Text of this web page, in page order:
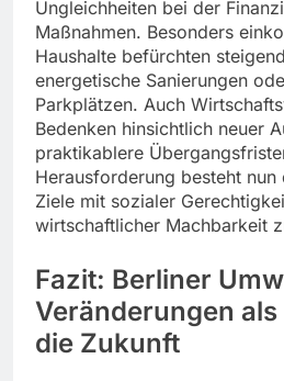
Ungleichheiten bei der
Maßnahmen. Besonders
Haushalte befürchten
energetische Sanierungen
Parkplätzen. Auch
Bedenken hinsichtlich neuer
praktikablere
Herausforderung besteht
Ziele mit sozialer
wirtschaftlicher Machbarkeit
Fazit: Berliner
Veränderungen
die Zukunft